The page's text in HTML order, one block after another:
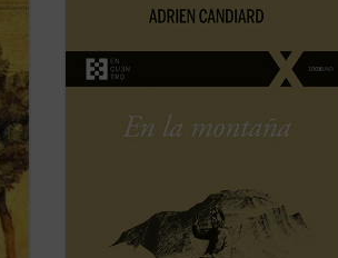
En la montaña. La aspereza y la
corazón del Sermón de la Montaña, allí
donde Jesús proclama las
Bienaventuranzas y propone exigencias
enemigos, perdonar ...(ver ficha)